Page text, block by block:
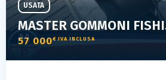
57 000€ IVA INCLUSA
USATA